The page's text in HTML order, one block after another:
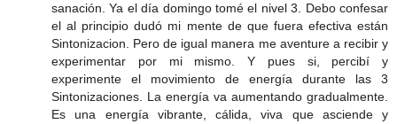
sanación. Ya el día domingo tomé el nivel 3. Debo confesar
el al principio dudó mi mente de que fuera efectiva están
Sintonizacion. Pero de igual manera me aventure a recibir y
experimentar por mi mismo. Y pues si, percibí y
experimente el movimiento de energía durante las 3
Sintonizaciones. La energía va aumentando gradualmente.
Es una energía vibrante, cálida, viva que asciende y